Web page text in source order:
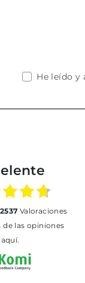
He leído y
Valoraciones
aquí.